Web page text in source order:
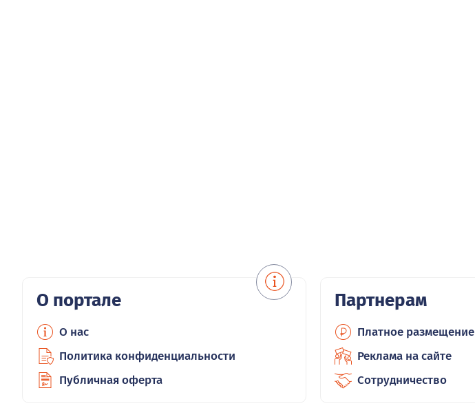
О портале
О нас
Политика конфиденциальности
Публичная оферта
Партнерам
Платное размещение
Реклама на сайте
Сотрудничество